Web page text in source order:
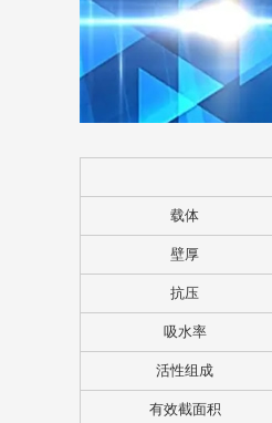
载体
壁厚
抗压
吸水率
活性组成
有效截面积